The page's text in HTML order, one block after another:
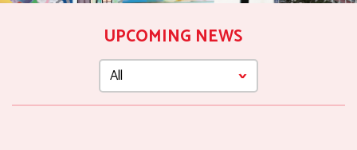
UPCOMING NEWS